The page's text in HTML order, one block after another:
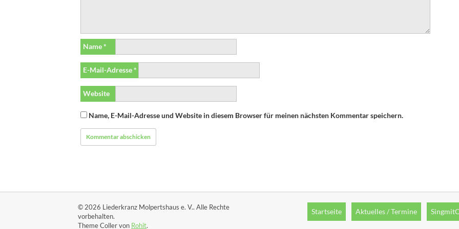
Name*
E-Mail-Adresse*
Website
Name, E-Mail-Adresse und Website in diesem Browser für meinen nächsten Kommentar speichern.
© 2026 Liederkranz Molpertshaus e. V.. Alle Rechte
vorbehalten.
Theme Coller von Rohit.
Startseite Aktuelles / Termine